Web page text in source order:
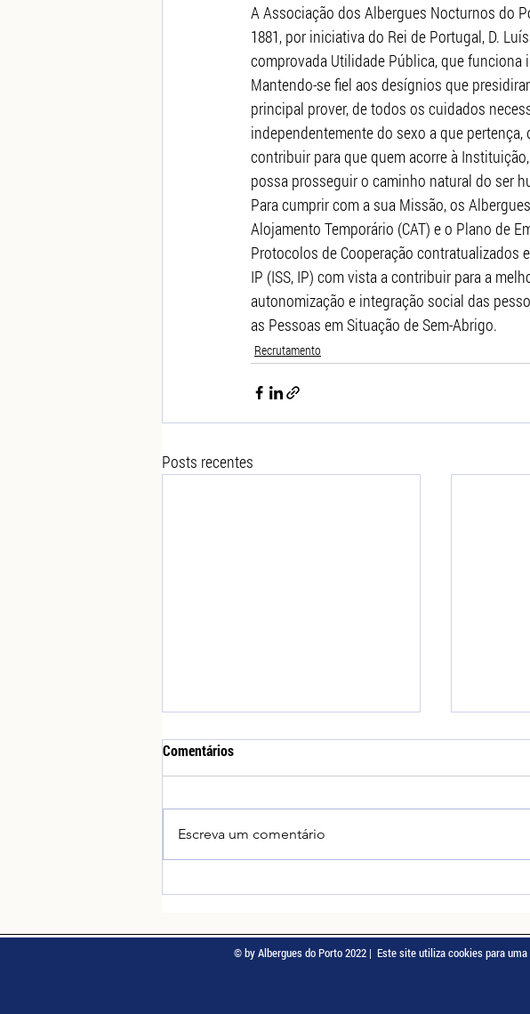
A Associação dos Albergues Nocturnos do
1881, por iniciativa do Rei de Portugal, D.
comprovada Utilidade Pública, que
Mantendo-se fiel aos desígnios que
principal prover, de todos os cuidados
independentemente do sexo a que
contribuir para que quem acorre à
possa prosseguir o caminho natural do ser
Para cumprir com a sua Missão, os
Alojamento Temporário (CAT) e o Plano de
Protocolos de Cooperação contratualizados
IP (ISS, IP) com vista a contribuir para a
autonomização e integração social das
as Pessoas em Situação de Sem-Abrigo.
Recrutamento
Posts recentes
Comentários
Escreva um comentário
© by Albergues do Porto 2022 | Este site utiliza cookies para